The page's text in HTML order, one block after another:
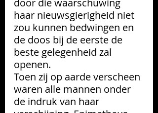
door die waarschuwing
haar nieuwsgierigheid niet
zou kunnen bedwingen en
de doos bij de eerste de
beste gelegenheid zal
openen.
Toen zij op aarde verscheen
waren alle mannen onder
de indruk van haar